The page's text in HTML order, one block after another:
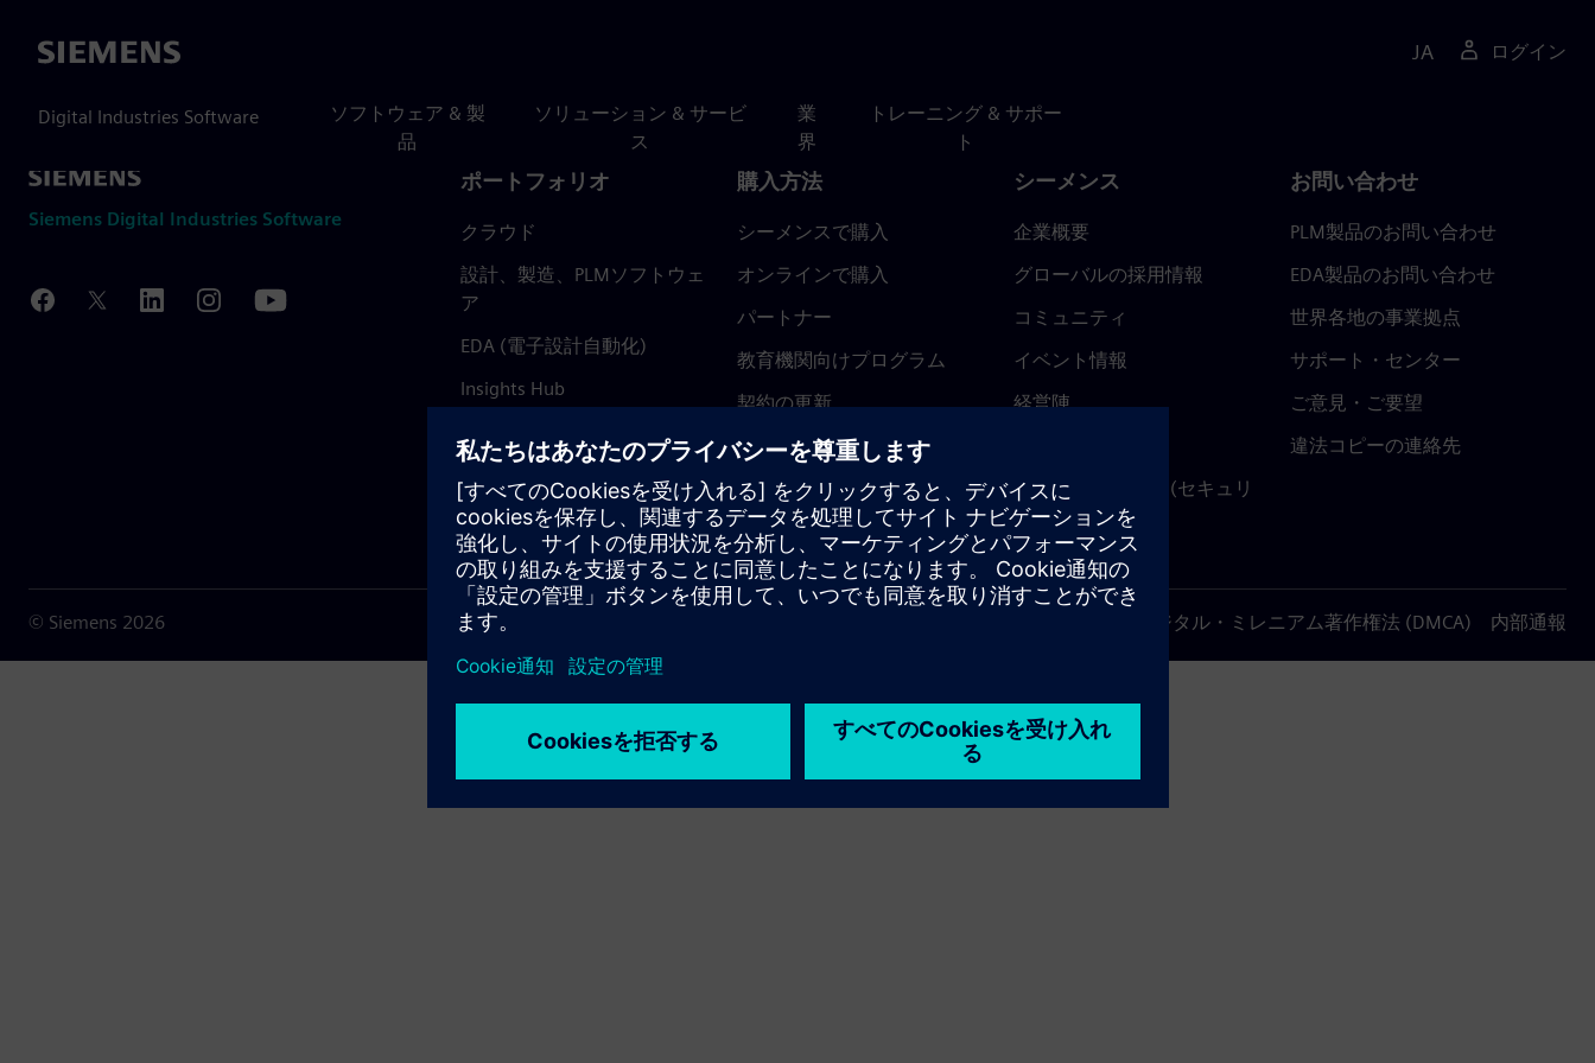
Siemens
Digital Industries Software
ソフトウェア & 製
品
ソリューション & サービ
ス
業
界
トレーニング & サポー
ト
JA ログイン
Siemens Digital Industries Software
ポートフォリオ
クラウド
設計、製造、PLMソフトウェ
ア
EDA (電子設計自動化)
Insights Hub
購入方法
シーメンスで購入
オンラインで購入
パートナー
教育機関向けプログラム
契約の更新
返金ポリシー
シーメンス
企業概要
グローバルの採用情報
コミュニティ
イベント情報
経営陣
トラストセンター (セキュリ
ティ関連情報)
お問い合わせ
PLM製品のお問い合わせ
EDA製品のお問い合わせ
世界各地の事業拠点
サポート・センター
ご意見・ご要望
違法コピーの連絡先
© Siemens 2026 デジタル・ミレニアム著作権法 (DMCA) 内部通報